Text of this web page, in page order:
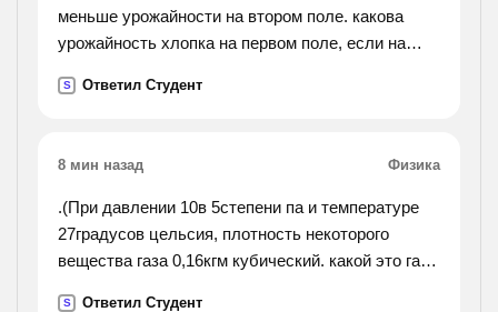
меньше урожайности на втором поле. какова
урожайность хлопка на первом поле, если на
S Ответил Студент
8 мин назад Физика
.(При давлении 10в 5степени па и температуре
27градусов цельсия, плотность некоторого
вещества газа 0,16кгм кубический. какой это газ!
S Ответил Студент